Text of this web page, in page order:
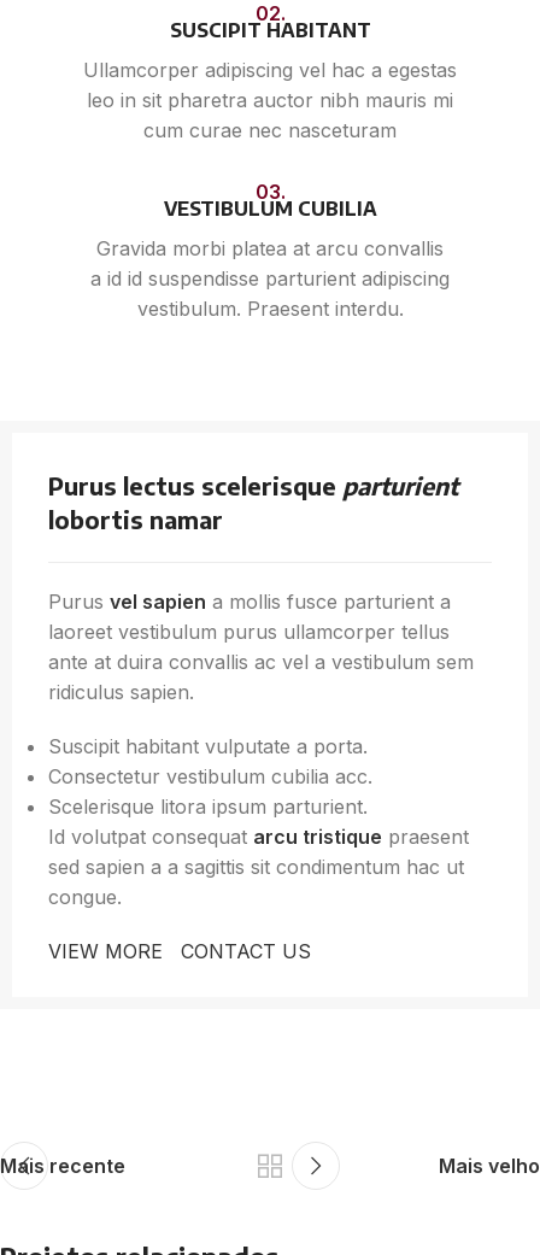
02.
SUSCIPIT HABITANT
Ullamcorper adipiscing vel hac a egestas
leo in sit pharetra auctor nibh mauris mi
cum curae nec nasceturam
03.
VESTIBULUM CUBILIA
Gravida morbi platea at arcu convallis
a id id suspendisse parturient adipiscing
vestibulum. Praesent interdu.
Purus lectus scelerisque parturient
lobortis namar
Purus vel sapien a mollis fusce parturient a
laoreet vestibulum purus ullamcorper tellus
ante at duira convallis ac vel a vestibulum sem
ridiculus sapien.
Suscipit habitant vulputate a porta.
Consectetur vestibulum cubilia acc.
Scelerisque litora ipsum parturient.
Id volutpat consequat arcu tristique praesent
sed sapien a a sagittis sit condimentum hac ut
congue.
VIEW MORE CONTACT US
Mais recente Mais velho